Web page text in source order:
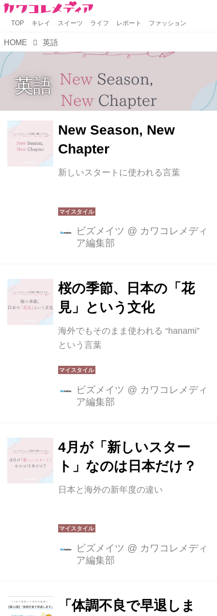
TOP キレイ スイーツ ライフ レポート ファッション
HOME 英語
英語
New Season, New
Chapter
新しいスタートに使われる言葉
ビズメイツ @ カワコレメディ
ア編集部
桜の季節、日本の「花
見」という文化
海外でもそのまま使われる “hanami”
という言葉
ビズメイツ @ カワコレメディ
ア編集部
4月が「新しいスター
ト」なのは日本だけ？
日本と海外の新年度の違い
ビズメイツ @ カワコレメディ
ア編集部
「体調不良で早退しま